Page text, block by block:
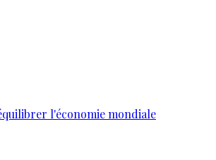
l'économie mondiale